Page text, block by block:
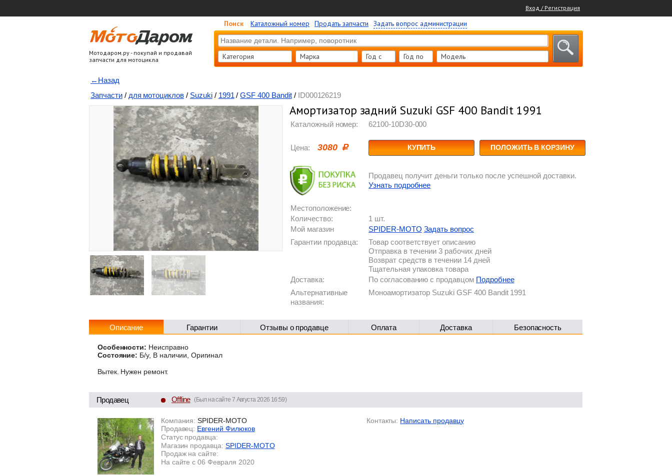
Вход / Регистрация
Мотодаром.ру - покупай и продавай
запчасти для мотоцикла
Поиск Каталожный номер Продать запчасти Задать вопрос администрации
Категория Марка Год c Год по Модель
←Назад
Запчасти / для мотоциклов / Suzuki / 1991 / GSF 400 Bandit / ID000126219
Амортизатор задний Suzuki GSF 400 Bandit 1991
Каталожный номер: 62100-10D30-000
Цена: 3080 КУПИТЬ ПОЛОЖИТЬ В КОРЗИНУ
Продавец получит деньги только после успешной доставки.
Узнать подробнее
Местоположение:
Количество:
1 шт.
Мой магазин
SPIDER-MOTO Задать вопрос
Гарантии продавца:
Товар соответствует описанию
Отправка в течении 3 рабочих дней
Возврат средств в течении 14 дней
Тщательная упаковка товара
Доставка:
По согласованию с продавцом Подробнее
Альтернативные
названия:
Моноамортизатор Suzuki GSF 400 Bandit 1991
Описание Гарантии Отзывы о продавце Оплата Доставка Безопасность
Особенности: Неисправно
Состояние: Б/у, В наличии, Оригинал
Вытек. Нужен ремонт.
Продавец Offline (Был на сайте 7 Августа 2026 16:59)
Компания: SPIDER-MOTO
Продавец: Евгений Филюков
Статус продавца:
Магазин продавца: SPIDER-MOTO
Продаж на сайте:
На сайте с 06 Февраля 2020
Контакты: Написать продавцу